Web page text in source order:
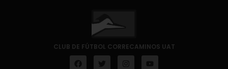
CLUB DE FÚTBOL CORRECAMINOS UAT